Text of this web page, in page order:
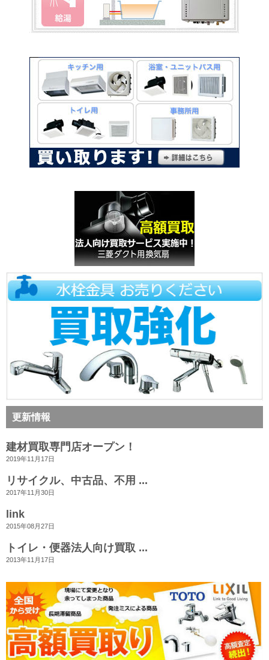
更新情報
建材買取専門店オープン！
2019年11月17日
リサイクル、中古品、不用 ...
2017年11月30日
link
2015年08月27日
トイレ・便器法人向け買取 ...
2013年11月17日